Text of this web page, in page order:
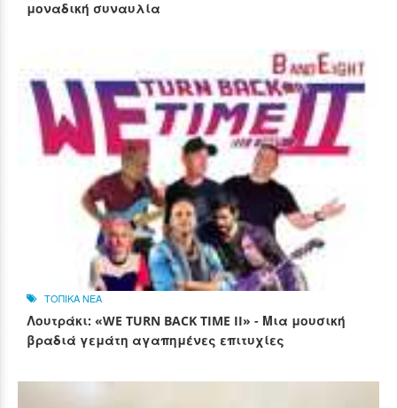
μοναδική συναυλία
ΤΟΠΙΚΑ ΝΕΑ
Λουτράκι: «WE TURN BACK TIME II» - Μια μουσική
βραδιά γεμάτη αγαπημένες επιτυχίες